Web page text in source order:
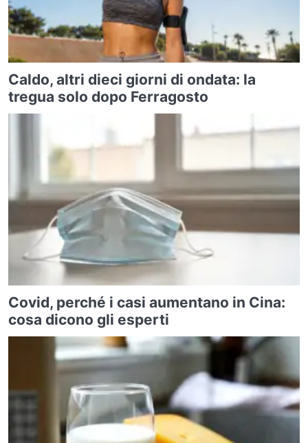
Caldo, altri dieci giorni di ondata: la
tregua solo dopo Ferragosto
Covid, perché i casi aumentano in Cina:
cosa dicono gli esperti